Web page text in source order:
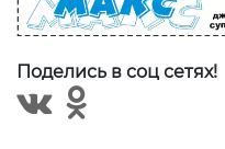
Поделись в соц сетях!